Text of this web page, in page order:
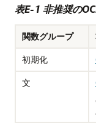
表E-1 非推奨の
関数グループ
初期化
文